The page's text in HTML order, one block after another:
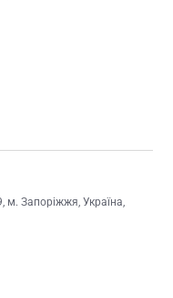
м. Запоріжжя, Україна,